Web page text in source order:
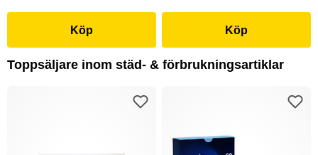
Köp Köp
Toppsäljare inom städ- & förbrukningsartiklar